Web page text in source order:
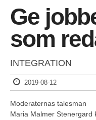
Ge
som
INTEGRATION
2019-08-12
Moderaternas talesman
Maria Malmer Stenergard